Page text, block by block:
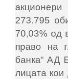
273.795
70,03% од
право на
банка“ АД
лицата кои